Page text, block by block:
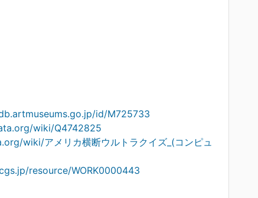
id/M725733
wiki/Q4742825
wiki/アメリカ横断ウルトラクイズ_(コンピュ
resource/WORK0000443